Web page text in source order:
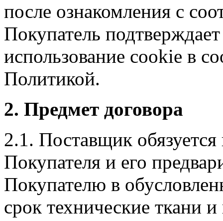
после ознакомления с
Покупатель подтверждает
использование cookie в
Политикой.
2. Предмет договора
2.1. Поставщик обязуется
Покупателя и его
Покупателю в
срок технические ткани